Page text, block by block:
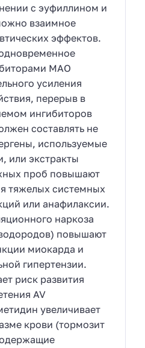
с эуфиллином и
взаимное
эффектов.
МАО
усиления
перерыв в
ингибиторов
составлять не
используемые
или экстракты
проб повышают
тяжелых системных
или анафилаксии.
наркоза
повышают
миокарда и
гипертензии.
риск развития
AV
увеличивает
крови (тормозит